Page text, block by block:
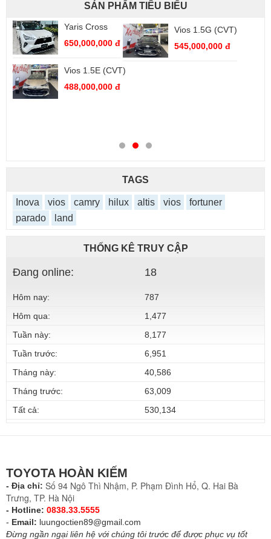
SẢN PHẨM TIÊU BIỂU
Yaris Cross
650,000,000 đ
Vios 1.5G (CVT)
545,000,000 đ
Vios 1.5E (CVT)
488,000,000 đ
TAGS
Inova vios camry hilux altis vios
fortuner
parado
land
THỐNG KÊ TRUY CẬP
Đang online: 18
Hôm nay:
787
Hôm qua:
1,477
Tuần này:
8,177
Tuần trước:
6,951
Tháng này:
40,586
Tháng trước:
63,009
Tất cả:
530,134
TOYOTA HOÀN KIẾM
- Địa chỉ: Số 94 Ngô Thì Nhậm, P. Phạm Đình Hổ, Q. Hai Bà
Trưng, TP. Hà Nội
- Hotline: 0838.33.5555
- Email: luungoctien89@gmail.com
Đừng ngần ngại liên hệ với chúng tôi trước để được phục vụ tốt